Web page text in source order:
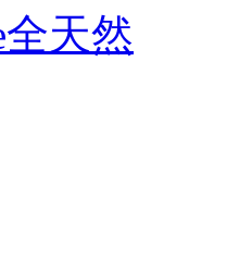
全天然